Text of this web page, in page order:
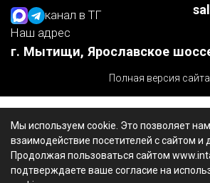
Мы используем cookie. Это позволяет
взаимодействие посетителей с сайтом и
Продолжая пользоваться сайтом
подтверждаете ваше согласие на
канал в ТГ
Наш адрес
г. Мытищи, Ярославское
Полная версия сайта